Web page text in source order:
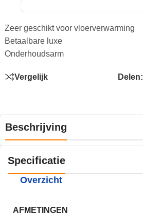
Zeer geschikt voor vloerverwarming
Betaalbare luxe
Onderhoudsarm
Vergelijk Delen:
Beschrijving
Specificatie
Overzicht
AFMETINGEN